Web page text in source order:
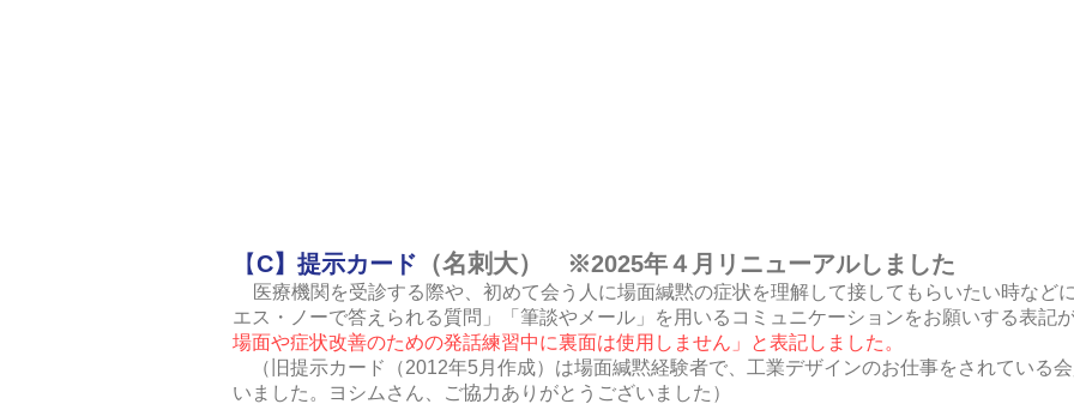
【C】提示カード （名刺大） ※2025年４月リニューアルしました
医療機関を受診する際や、初めて会う人に場面緘黙の症状を理解して接してもらいたい時など
エス・ノーで答えられる質問」「筆談やメール」を用いるコミュニケーションをお願いする表記
場面や症状改善のための発話練習中に裏面は使用しません」と表記しました。
（旧提示カード（2012年5月作成）は場面緘黙経験者で、工業デザインのお仕事をされている
いました。ヨシムさん、ご協力ありがとうございました）